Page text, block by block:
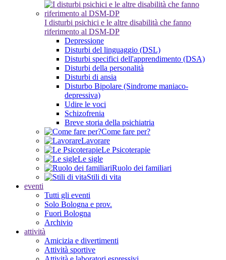
I disturbi psichici e le altre disabilità che fanno
riferimento al DSM-DP
Depressione
Disturbi del linguaggio (DSL)
Disturbi specifici dell'apprendimento (DSA)
Disturbi della personalità
Disturbi di ansia
Disturbo Bipolare (Sindrome maniaco-
depressiva)
Udire le voci
Schizofrenia
Breve storia della psichiatria
Come fare per?
Lavorare
Le Psicoterapie
Le sigle
Ruolo dei familiari
Stili di vita
eventi
Tutti gli eventi
Solo Bologna e prov.
Fuori Bologna
Archivio
attività
Amicizia e divertimenti
Attività sportive